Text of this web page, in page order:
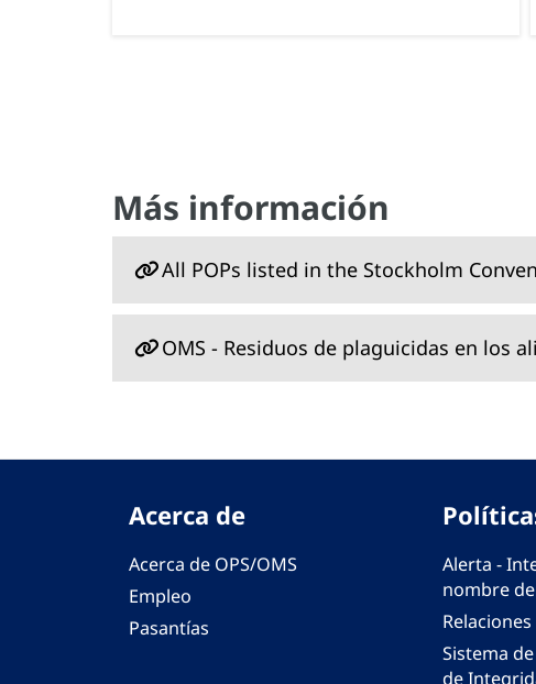
Más información
All POPs listed in the Stockholm
OMS - Residuos de plaguicidas en los
Acerca de
Acerca de OPS/OMS
Empleo
Pasantías
Alerta -
nombre
Sistema
de